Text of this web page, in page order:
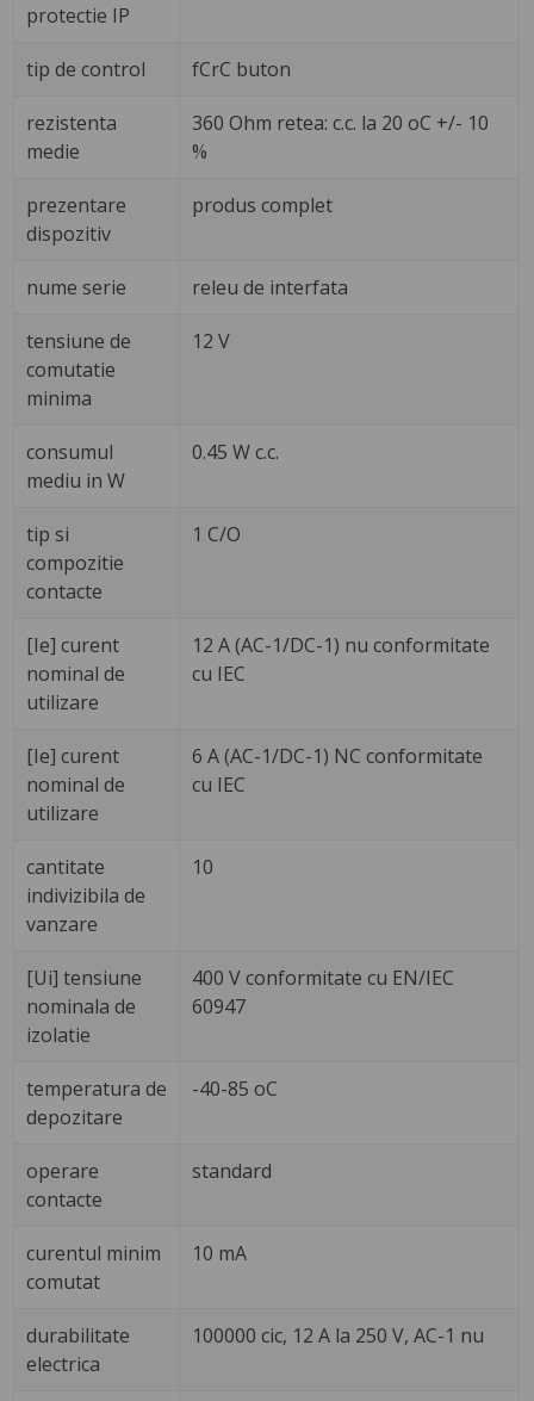
protectie IP
tip de control fCrC buton
rezistenta
medie
360 Ohm retea: c.c. la 20 oC +/- 10
%
prezentare
dispozitiv
produs complet
nume serie releu de interfata
tensiune de
comutatie
minima
12 V
consumul
mediu in W
0.45 W c.c.
tip si
compozitie
contacte
1 C/O
[Ie] curent
nominal de
utilizare
12 A (AC-1/DC-1) nu conformitate
cu IEC
[Ie] curent
nominal de
utilizare
6 A (AC-1/DC-1) NC conformitate
cu IEC
cantitate
indivizibila de
vanzare
10
[Ui] tensiune
nominala de
izolatie
400 V conformitate cu EN/IEC
60947
temperatura de
depozitare
-40-85 oC
operare
contacte
standard
curentul minim
comutat
10 mA
durabilitate
electrica
100000 cic, 12 A la 250 V, AC-1 nu